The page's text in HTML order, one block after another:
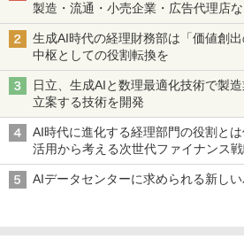
製造・流通・小売企業・広告代理店
生成AI時代の経理財務部は「価値創
中枢としての役割転換を
日立、生成AIと数理最適化技術で製
立案する技術を開発
AI時代に進化する経理部門の役割と
活用から考える次世代ファイナンス
AIデータセンターに求められる新し